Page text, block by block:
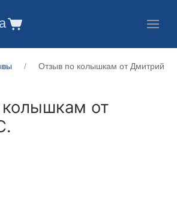
Отзыв по колышкам от Дмитрий
от